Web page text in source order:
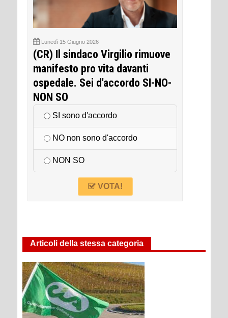
Lunedì 15 Giugno 2026
(CR) Il sindaco Virgilio rimuove
manifesto pro vita davanti
ospedale. Sei d'accordo SI-NO-
NON SO
SI sono d'accordo
NO non sono d'accordo
NON SO
VOTA!
Articoli della stessa categoria